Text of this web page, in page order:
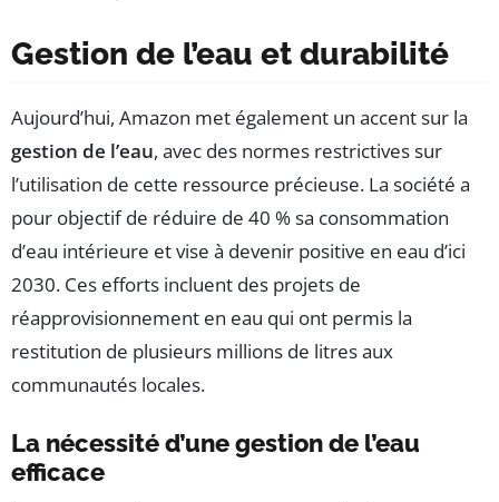
Gestion de l’eau et durabilité
Aujourd’hui, Amazon met également un accent sur la
gestion de l’eau, avec des normes restrictives sur
l’utilisation de cette ressource précieuse. La société a
pour objectif de réduire de 40 % sa consommation
d’eau intérieure et vise à devenir positive en eau d’ici
2030. Ces efforts incluent des projets de
réapprovisionnement en eau qui ont permis la
restitution de plusieurs millions de litres aux
communautés locales.
La nécessité d’une gestion de l’eau
efficace